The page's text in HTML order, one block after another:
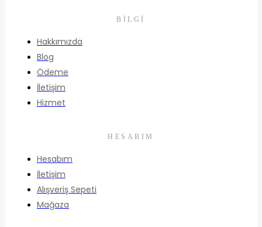
BILGI
Hakkımızda
Blog
Ödeme
İletişim
Hizmet
HESABIM
Hesabım
İletişim
Alışveriş Sepeti
Mağaza